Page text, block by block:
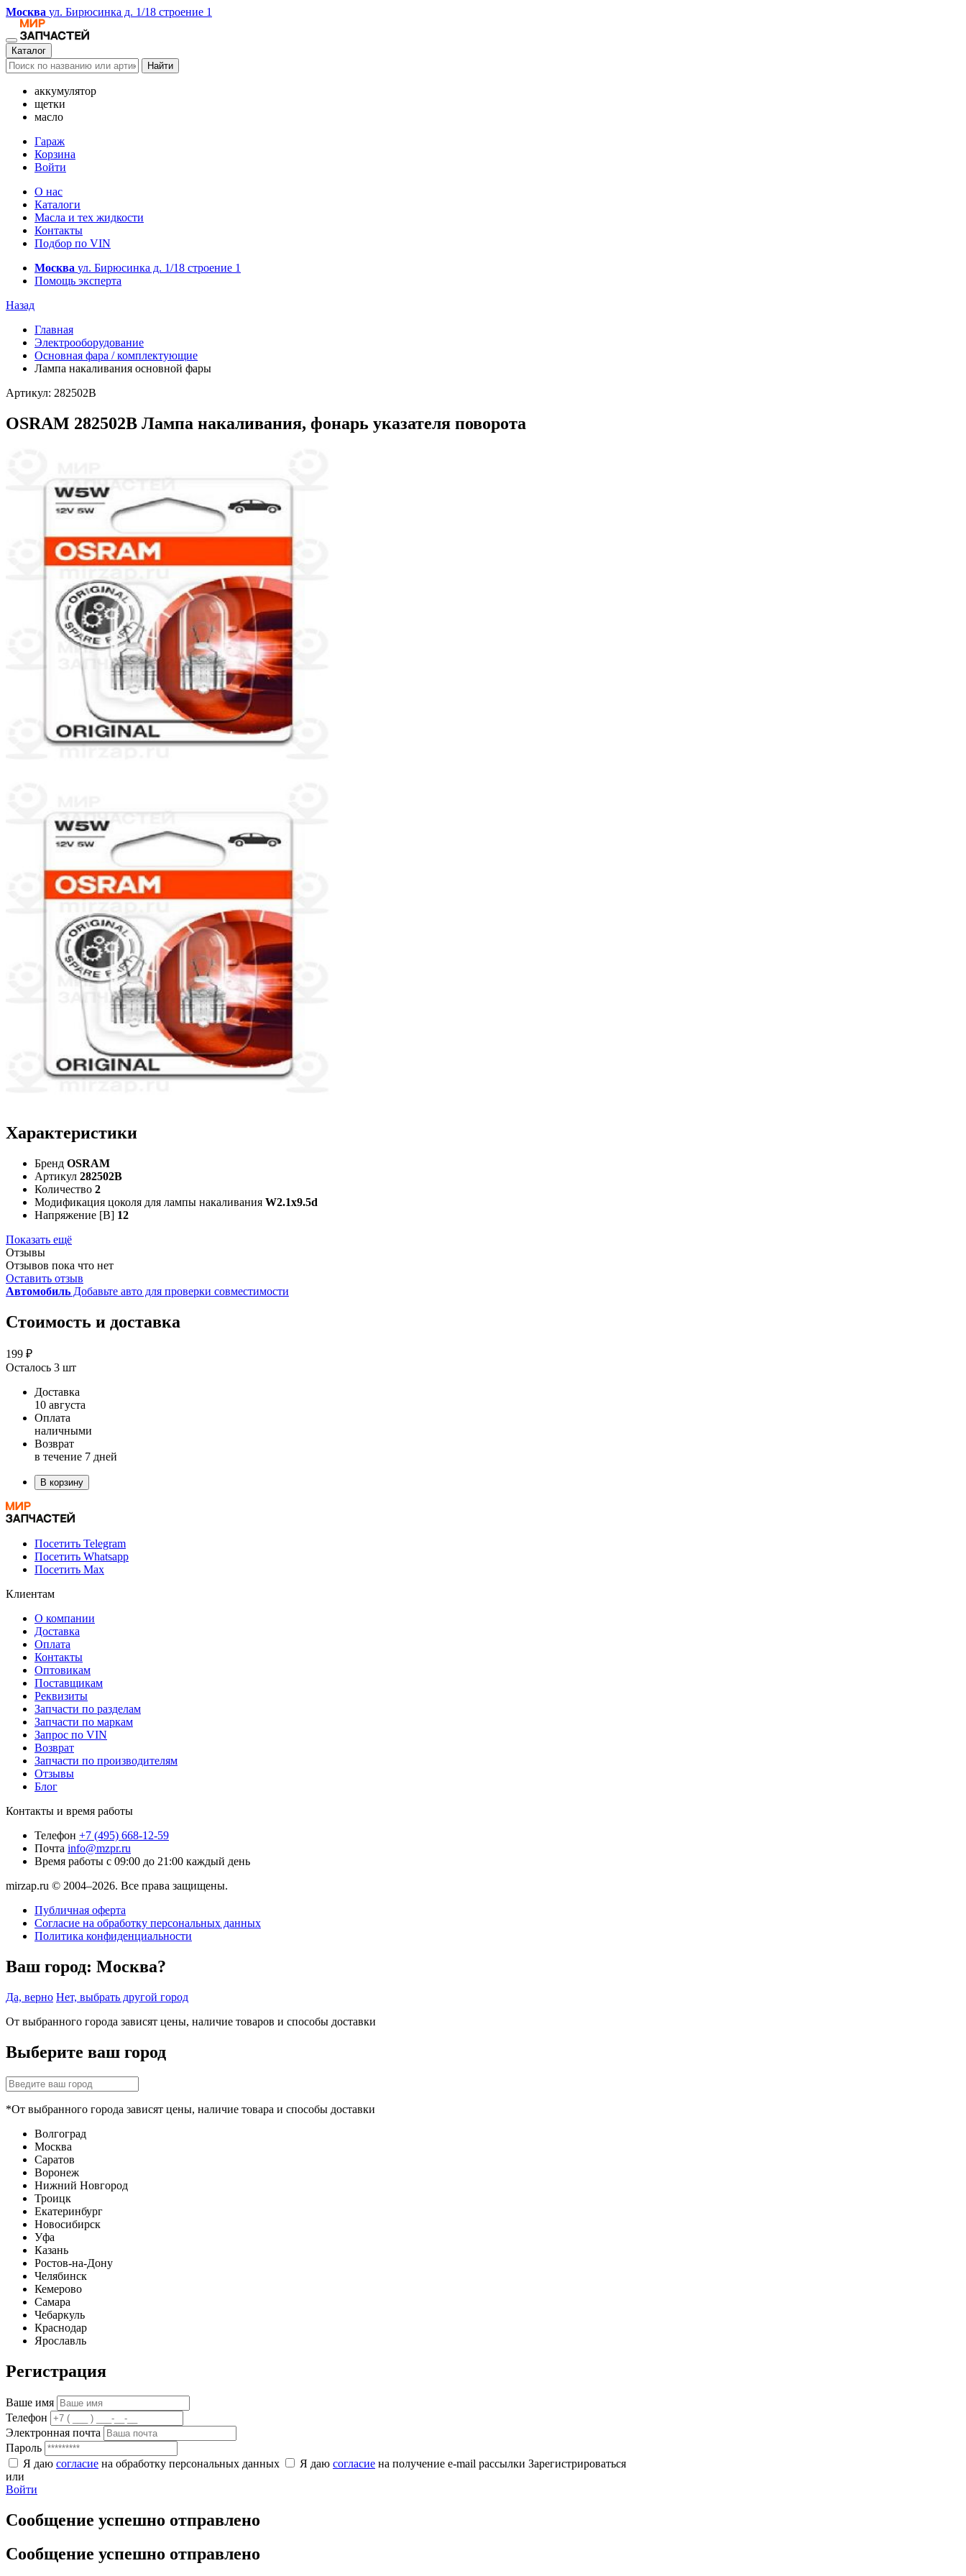
Москва ул. Бирюсинка д. 1/18 строение 1
Каталог
Найти
аккумулятор
щетки
масло
Гараж
Корзина
Войти
О нас
Каталоги
Масла и тех жидкости
Контакты
Подбор по VIN
Москва ул. Бирюсинка д. 1/18 строение 1
Помощь эксперта
Назад
Главная
Электрооборудование
Основная фара / комплектующие
Лампа накаливания основной фары
Артикул: 282502B
OSRAM 282502B Лампа накаливания, фонарь указателя поворота
Характеристики
Бренд OSRAM
Артикул 282502B
Количество 2
Модификация цоколя для лампы накаливания W2.1x9.5d
Напряжение [В] 12
Показать ещё
Отзывы
Отзывов пока что нет
Оставить отзыв
Автомобиль Добавьте авто для проверки совместимости
Стоимость и доставка
199 ₽
Осталось 3 шт
Доставка
10 августа
Оплата
наличными
Возврат
в течение 7 дней
В корзину
Посетить Telegram
Посетить Whatsapp
Посетить Max
Клиентам
О компании
Доставка
Оплата
Контакты
Оптовикам
Поставщикам
Реквизиты
Запчасти по разделам
Запчасти по маркам
Запрос по VIN
Возврат
Запчасти по производителям
Отзывы
Блог
Контакты и время работы
Телефон +7 (495) 668-12-59
Почта info@mzpr.ru
Время работы с 09:00 до 21:00 каждый день
mirzap.ru © 2004–2026. Все права защищены.
Публичная оферта
Согласие на обработку персональных данных
Политика конфиденциальности
Ваш город: Москва?
Да, верно Нет, выбрать другой город
От выбранного города зависят цены, наличие товаров и способы доставки
Выберите ваш город
*От выбранного города зависят цены, наличие товара и способы доставки
Волгоград
Москва
Саратов
Воронеж
Нижний Новгород
Троицк
Екатеринбург
Новосибирск
Уфа
Казань
Ростов-на-Дону
Челябинск
Кемерово
Самара
Чебаркуль
Краснодар
Ярославль
Регистрация
Ваше имя
Телефон
Электронная почта
Пароль
Я даю согласие на обработку персональных данных Я даю согласие на получение e-mail рассылки Зарегистрироваться
или
Войти
Сообщение успешно отправлено
Сообщение успешно отправлено